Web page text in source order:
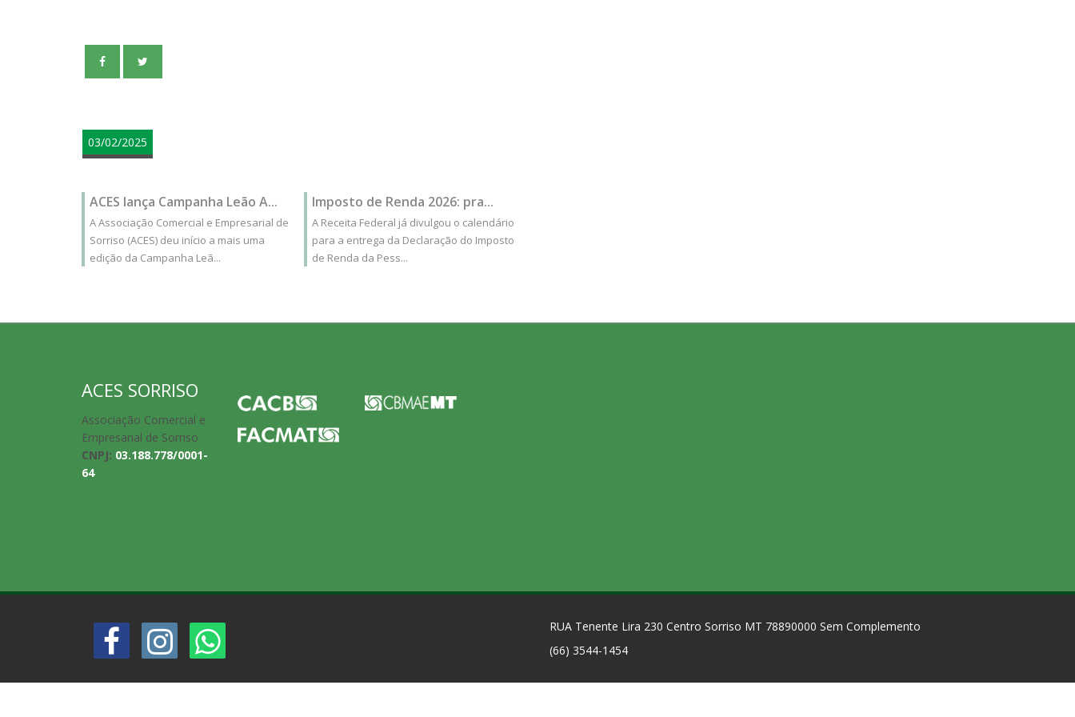
03/02/2025
ACES lança Campanha Leão A...
A Associação Comercial e Empresarial de
Sorriso (ACES) deu início a mais uma
edição da Campanha Leã...
Imposto de Renda 2026: pra...
A Receita Federal já divulgou o calendário
para a entrega da Declaração do Imposto
de Renda da Pess...
ACES SORRISO
Associação Comercial e
Empresarial de Sorriso
CNPJ: 03.188.778/0001-
64
RUA Tenente Lira 230 Centro Sorriso MT 78890000 Sem Complemento
(66) 3544-1454